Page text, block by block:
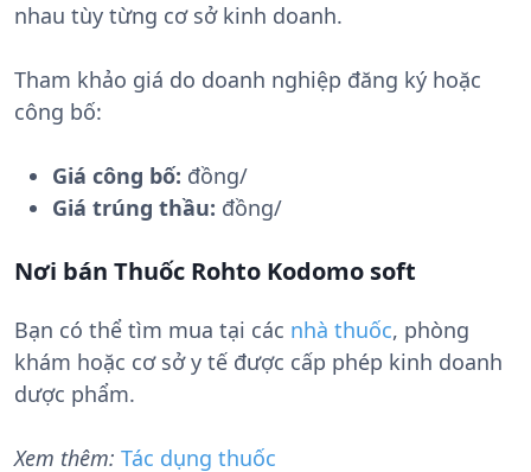
nhau tùy từng cơ sở kinh doanh.
Tham khảo giá do doanh nghiệp đăng ký hoặc
công bố:
Giá công bố: đồng/
Giá trúng thầu: đồng/
Nơi bán Thuốc Rohto Kodomo soft
Bạn có thể tìm mua tại các nhà thuốc, phòng
khám hoặc cơ sở y tế được cấp phép kinh doanh
dược phẩm.
Xem thêm: Tác dụng thuốc